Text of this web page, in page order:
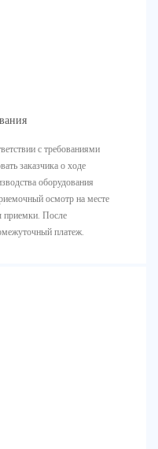
с требованиями
заказчика о ходе
оборудования
осмотр на месте
приемки. После
платеж.